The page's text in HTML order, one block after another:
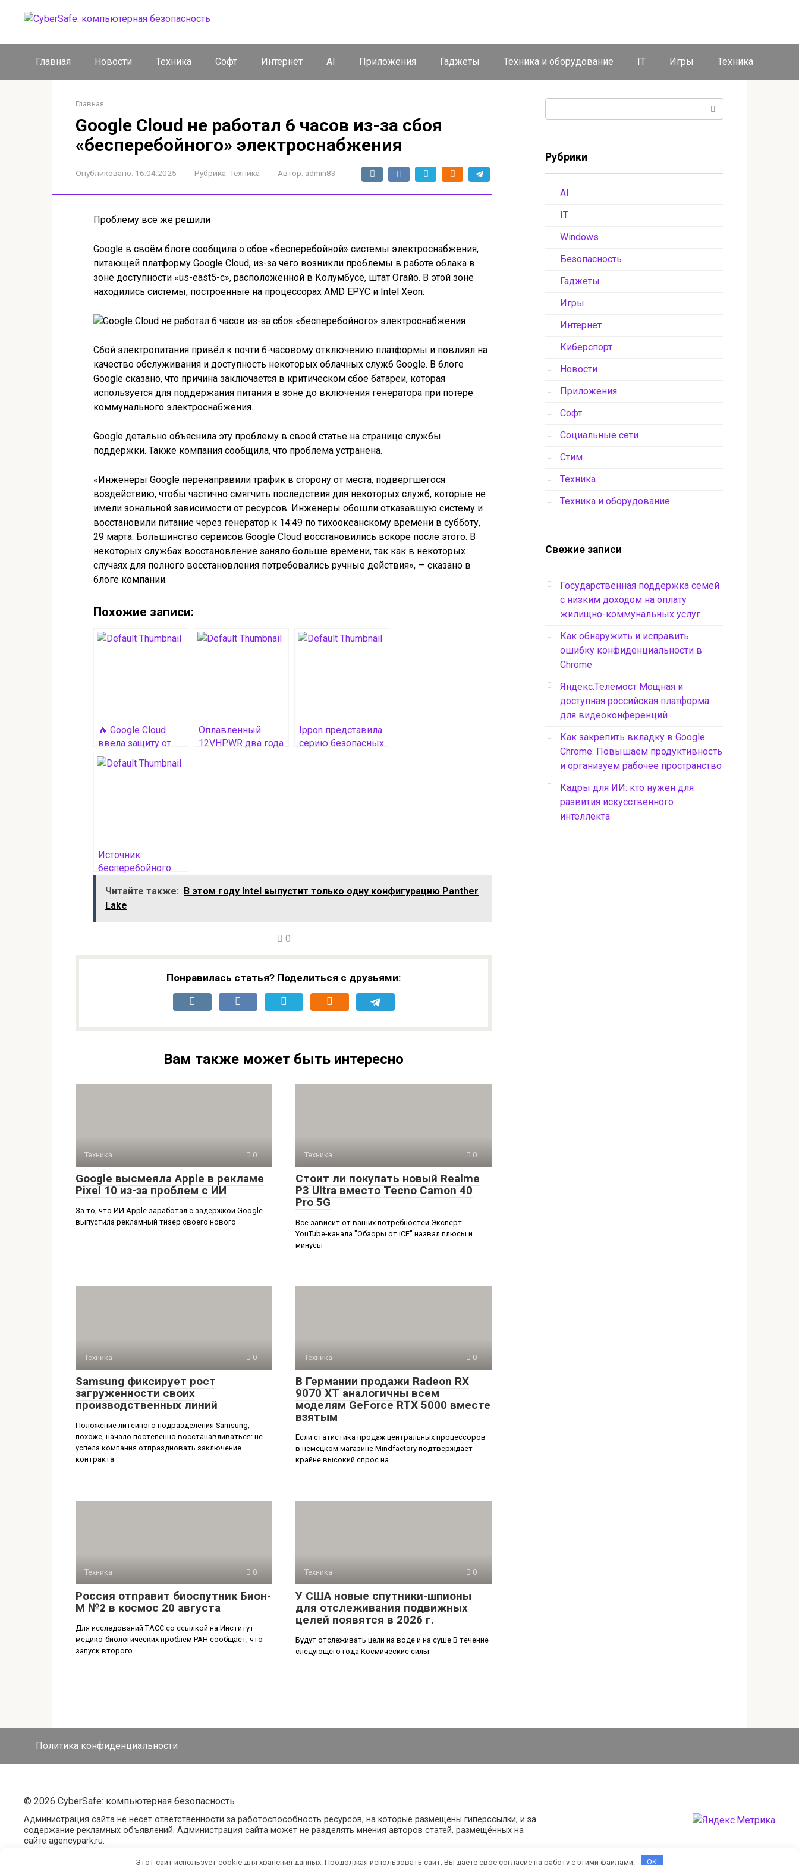
Главная Новости Техника Софт Интернет AI Приложения Гаджеты Техника и оборудование IT Игры Техника
Главная
Google Cloud не работал 6 часов из-за сбоя
«бесперебойного» электроснабжения
Опубликовано: 16.04.2025 Рубрика: Техника Автор: admin83
Проблему всё же решили
Google в своём блоге сообщила о сбое «бесперебойной» системы электроснабжения,
питающей платформу Google Cloud, из-за чего возникли проблемы в работе облака в
зоне доступности «us-east5-c», расположенной в Колумбусе, штат Огайо. В этой зоне
находились системы, построенные на процессорах AMD EPYC и Intel Xeon.
Сбой электропитания привёл к почти 6-часовому отключению платформы и повлиял на
качество обслуживания и доступность некоторых облачных служб Google. В блоге
Google сказано, что причина заключается в критическом сбое батареи, которая
используется для поддержания питания в зоне до включения генератора при потере
коммунального электроснабжения.
Google детально объяснила эту проблему в своей статье на странице службы
поддержки. Также компания сообщила, что проблема устранена.
«Инженеры Google перенаправили трафик в сторону от места, подвергшегося
воздействию, чтобы частично смягчить последствия для некоторых служб, которые не
имели зональной зависимости от ресурсов. Инженеры обошли отказавшую систему и
восстановили питание через генератор к 14:49 по тихоокеанскому времени в субботу,
29 марта. Большинство сервисов Google Cloud восстановились вскоре после этого. В
некоторых службах восстановление заняло больше времени, так как в некоторых
случаях для полного восстановления потребовались ручные действия», — сказано в
блоге компании.
Похожие записи:
🔥 Google Cloud
ввела защиту от
квантовых атак
Оплавленный
12VHPWR два года
Ippon представила
серию безопасных
Источник
бесперебойного
газовых котлов:
актуальность,
Читайте также: В этом году Intel выпустит только одну конфигурацию Panther
Lake
0
Понравилась статья? Поделиться с друзьями:
Вам также может быть интересно
Техника 0
Google высмеяла Apple в рекламе
Pixel 10 из-за проблем с ИИ
За то, что ИИ Apple заработал с задержкой Google
выпустила рекламный тизер своего нового
Техника 0
Стоит ли покупать новый Realme
P3 Ultra вместо Tecno Camon 40
Pro 5G
Всё зависит от ваших потребностей Эксперт
YouTube-канала "Обзоры от iCE" назвал плюсы и
минусы
Техника 0
Samsung фиксирует рост
загруженности своих
производственных линий
Положение литейного подразделения Samsung,
похоже, начало постепенно восстанавливаться: не
успела компания отпраздновать заключение
контракта
Техника 0
В Германии продажи Radeon RX
9070 XT аналогичны всем
моделям GeForce RTX 5000 вместе
взятым
Если статистика продаж центральных процессоров
в немецком магазине Mindfactory подтверждает
крайне высокий спрос на
Техника 0
Россия отправит биоспутник Бион-
М №2 в космос 20 августа
Для исследований ТАСС со ссылкой на Институт
медико-биологических проблем РАН сообщает, что
запуск второго
Техника 0
У США новые спутники-шпионы
для отслеживания подвижных
целей появятся в 2026 г.
Будут отслеживать цели на воде и на суше В течение
следующего года Космические силы
Рубрики
AI
IT
Windows
Безопасность
Гаджеты
Игры
Интернет
Киберспорт
Новости
Приложения
Софт
Социальные сети
Стим
Техника
Техника и оборудование
Свежие записи
Государственная поддержка семей
с низким доходом на оплату
жилищно-коммунальных услуг
Как обнаружить и исправить
ошибку конфиденциальности в
Chrome
Яндекс.Телемост Мощная и
доступная российская платформа
для видеоконференций
Как закрепить вкладку в Google
Chrome: Повышаем продуктивность
и организуем рабочее пространство
Кадры для ИИ: кто нужен для
развития искусственного
интеллекта
Политика конфиденциальности
© 2026 CyberSafe: компьютерная безопасность
Администрация сайта не несет ответственности за работоспособность ресурсов, на которые размещены гиперссылки, и за
содержание рекламных объявлений. Администрация сайта может не разделять мнения авторов статей, размещённых на
сайте agencypark.ru.
Этот сайт использует cookie для хранения данных. Продолжая использовать сайт, Вы даете свое согласие на работу с этими файлами. OK